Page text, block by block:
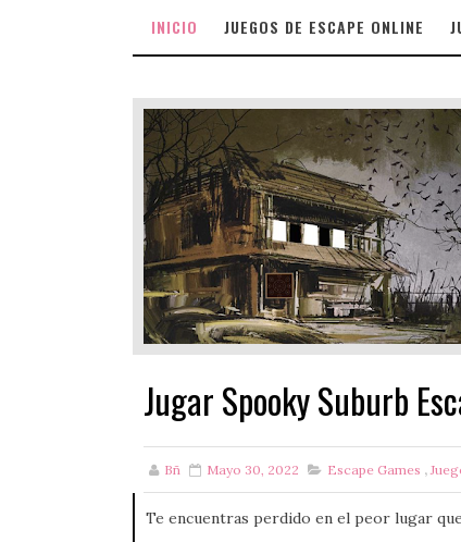
INICIO JUEGOS DE ESCAPE ONLINE
Jugar Spooky Suburb
Bñ Mayo 30, 2022 Escape Games ,
Te encuentras perdido en el peor lugar